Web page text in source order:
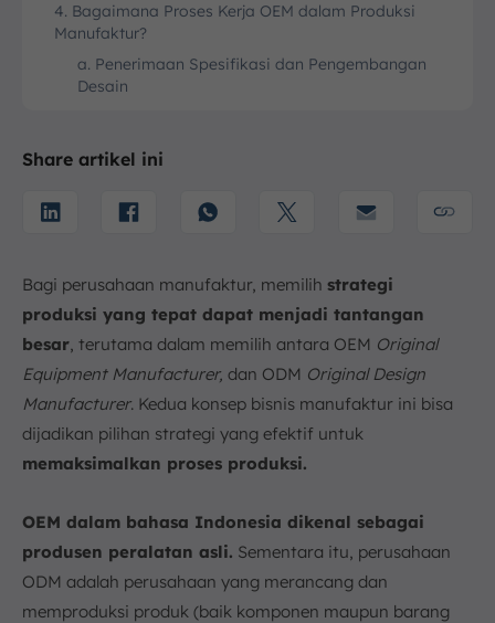
4. Bagaimana Proses Kerja OEM dalam Produksi
Manufaktur?
a. Penerimaan Spesifikasi dan Pengembangan
Desain
c. Pengadaan Material dan Perencanaan Produksi
e. Quality Control dan Pengujian
6. Kelebihan dan Kekurangan OEM
a. Kelebihan OEM
b. Kekurangan OEM
7. Apa itu ODM?
8. Apa Manfaat Menggunakan ODM dalam Produksi
Manufaktur?
a. Hemat Biaya dan Waktu R&D
b. Mempercepat Time-to-Market
c. Fokus pada Pemasaran dan Branding
d. Skala Ekonomis yang Lebih Menguntungkan
e. Memanfaatkan Keahlian dan Inovasi Produsen
Share artikel ini
Bagi perusahaan manufaktur, memilih strategi
produksi yang tepat dapat menjadi tantangan
besar, terutama dalam memilih antara OEM Original
Equipment Manufacturer, dan ODM Original Design
Manufacturer. Kedua konsep bisnis manufaktur ini bisa
dijadikan pilihan strategi yang efektif untuk
memaksimalkan proses produksi.
OEM dalam bahasa Indonesia dikenal sebagai
produsen peralatan asli. Sementara itu, perusahaan
ODM adalah perusahaan yang merancang dan
memproduksi produk (baik komponen maupun barang